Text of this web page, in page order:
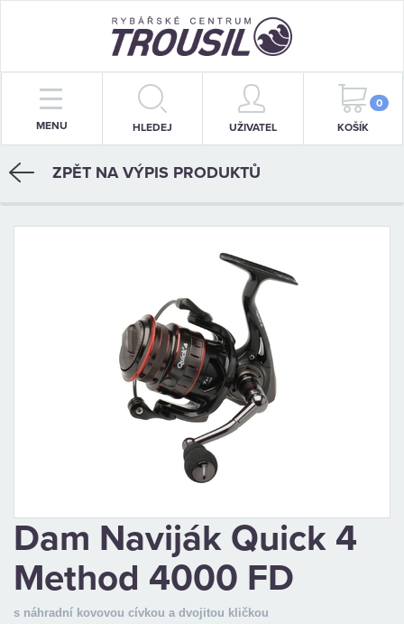
MENU HLEDEJ UŽIVATEL
0
KOŠÍK
PRUTY
NAVIJÁKY
BIŽUTERIE
SIGNALIZÁTORY
ÚLOVEK
TOP
ZPĚT NA VÝPIS PRODUKTŮ
Dam Naviják Quick 4
Method 4000 FD
s náhradní kovovou cívkou a dvojitou kličkou